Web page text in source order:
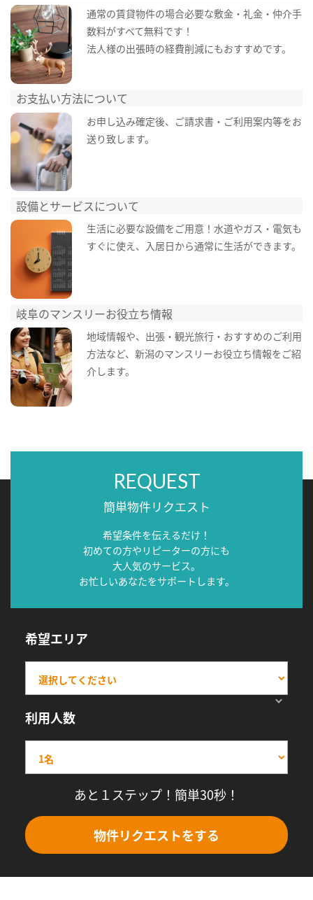
通常の賃貸物件の場合必要な敷金・礼金・仲介手
数料がすべて無料です！
法人様の出張時の経費削減にもおすすめです。
お支払い方法について
お申し込み確定後、ご請求書・ご利用案内等をお
送り致します。
設備とサービスについて
生活に必要な設備をご用意！水道やガス・電気も
すぐに使え、入居日から通常に生活ができます。
岐阜のマンスリーお役立ち情報
地域情報や、出張・観光旅行・おすすめのご利用
方法など、新潟のマンスリーお役立ち情報をご紹
介します。
REQUEST
簡単物件リクエスト
希望条件を伝えるだけ！
初めての方やリピーターの方にも
大人気のサービス。
お忙しいあなたをサポートします。
希望エリア
利用人数
あと１ステップ！簡単30秒！
物件リクエストをする